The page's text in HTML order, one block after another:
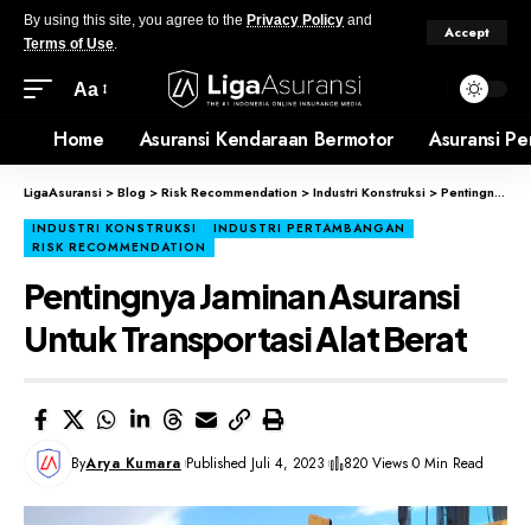
By using this site, you agree to the Privacy Policy and
Terms of Use.
Accept
Aa
Home Asuransi Kendaraan Bermotor Asuransi
LigaAsuransi >Blog >Risk Recommendation >Industri Konstruksi >Pentingnya Jaminan Asuransi Untuk Transportasi Alat Berat
INDUSTRI KONSTRUKSI
INDUSTRI PERTAMBANGAN
RISK RECOMMENDATION
Pentingnya Jaminan Asuransi
Untuk Transportasi Alat Berat
ByArya Kumara Published Juli 4, 2023 820 Views 0 Min Read